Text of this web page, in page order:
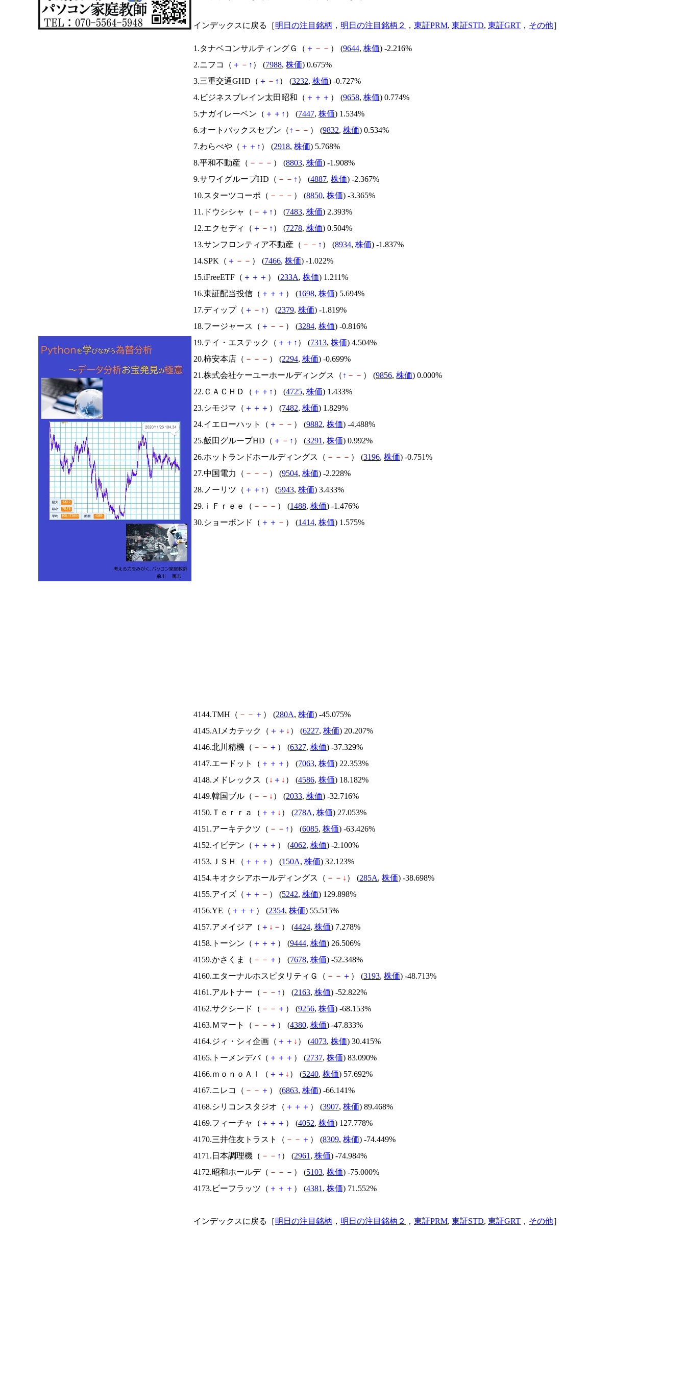
インデックスに戻る［明日の注目銘柄 ， 明日の注目銘柄２ ， 東証PRM, 東証STD, 東証GRT ， その他］
1.タナベコンサルティングＧ（ ＋ － － ） (9644, 株価) -2.216%
2.ニフコ（ ＋ － ↑ ） (7988, 株価) 0.675%
3.三重交通GHD（ ＋ － ↑ ） (3232, 株価) -0.727%
4.ビジネスブレイン太田昭和（ ＋ ＋ ＋ ） (9658, 株価) 0.774%
5.ナガイレーベン（ ＋ ＋ ↑ ） (7447, 株価) 1.534%
6.オートバックスセブン（ ↑ － － ） (9832, 株価) 0.534%
7.わらべや（ ＋ ＋ ↑ ） (2918, 株価) 5.768%
8.平和不動産（ － － － ） (8803, 株価) -1.908%
9.サワイグループHD（ － － ↑ ） (4887, 株価) -2.367%
10.スターツコーポ（ － － － ） (8850, 株価) -3.365%
11.ドウシシャ（ － ＋ ↑ ） (7483, 株価) 2.393%
12.エクセディ（ ＋ － ↑ ） (7278, 株価) 0.504%
13.サンフロンティア不動産（ － － ↑ ） (8934, 株価) -1.837%
14.SPK（ ＋ － － ） (7466, 株価) -1.022%
15.iFreeETF（ ＋ ＋ ＋ ） (233A, 株価) 1.211%
16.東証配当投信（ ＋ ＋ ＋ ） (1698, 株価) 5.694%
17.ディップ（ ＋ － ↑ ） (2379, 株価) -1.819%
18.フージャース（ ＋ － － ） (3284, 株価) -0.816%
19.テイ・エステック（ ＋ ＋ ↑ ） (7313, 株価) 4.504%
20.柿安本店（ － － － ） (2294, 株価) -0.699%
21.株式会社ケーユーホールディングス（ ↑ － － ） (9856, 株価) 0.000%
22.ＣＡＣＨＤ（ ＋ ＋ ↑ ） (4725, 株価) 1.433%
23.シモジマ（ ＋ ＋ ＋ ） (7482, 株価) 1.829%
24.イエローハット（ ＋ － － ） (9882, 株価) -4.488%
25.飯田グループHD（ ＋ － ↑ ） (3291 , 株価) 0.992%
26.ホットランドホールディングス（ － － － ） (3196, 株価) -0.751%
27.中国電力（ － － － ） (9504, 株価) -2.228%
28.ノーリツ（ ＋ ＋ ↑ ） (5943, 株価) 3.433%
29.ｉＦｒｅｅ（ － － － ） (1488, 株価) -1.476%
30.ショーボンド（ ＋ ＋ － ） (1414, 株価) 1.575%
4144.TMH（ － － ＋ ） (280A, 株価) -45.075%
4145.AIメカテック（ ＋ ＋ ↓ ） (6227, 株価) 20.207%
4146.北川精機（ － － ＋ ） (6327, 株価) -37.329%
4147.エードット（ ＋ ＋ ＋ ） (7063, 株価) 22.353%
4148.メドレックス（ ↓ ＋ ↓ ） (4586, 株価) 18.182%
4149.韓国ブル（ － － ↓ ） (2033, 株価) -32.716%
4150.Ｔｅｒｒａ（ ＋ ＋ ↓ ） (278A, 株価) 27.053%
4151.アーキテクツ（ － － ↑ ） (6085, 株価) -63.426%
4152.イビデン（ ＋ ＋ ＋ ） (4062, 株価) -2.100%
4153.ＪＳＨ（ ＋ ＋ ＋ ） (150A, 株価) 32.123%
4154.キオクシアホールディングス（ － － ↓ ） (285A, 株価) -38.698%
4155.アイズ（ ＋ ＋ － ） (5242, 株価) 129.898%
4156.YE（ ＋ ＋ ＋ ） (2354, 株価) 55.515%
4157.アメイジア（ ＋ ↓ － ） (4424, 株価) 7.278%
4158.トーシン（ ＋ ＋ ＋ ） (9444, 株価) 26.506%
4159.かさくま（ － － ＋ ） (7678, 株価) -52.348%
4160.エターナルホスピタリティＧ（ － － ＋ ） (3193, 株価) -48.713%
4161.アルトナー（ － － ↑ ） (2163, 株価) -52.822%
4162.サクシード（ － － ＋ ） (9256, 株価) -68.153%
4163.Ｍマート（ － － ＋ ） (4380, 株価) -47.833%
4164.ジィ・シィ企画（ ＋ ＋ ↓ ） (4073, 株価) 30.415%
4165.トーメンデバ（ ＋ ＋ ＋ ） (2737, 株価) 83.090%
4166.ｍｏｎｏＡＩ（ ＋ ＋ ↓ ） (5240, 株価) 57.692%
4167.ニレコ（ － － ＋ ） (6863, 株価) -66.141%
4168.シリコンスタジオ（ ＋ ＋ ＋ ） (3907, 株価) 89.468%
4169.フィーチャ（ ＋ ＋ ＋ ） (4052, 株価) 127.778%
4170.三井住友トラスト（ － － ＋ ） (8309, 株価) -74.449%
4171.日本調理機（ － － ↑ ） (2961 , 株価) -74.984%
4172.昭和ホールデ（ － － － ） (5103, 株価) -75.000%
4173.ビーフラッツ（ ＋ ＋ ＋ ） (4381 , 株価) 71.552%
インデックスに戻る［明日の注目銘柄 ， 明日の注目銘柄２ ， 東証PRM, 東証STD, 東証GRT ， その他］